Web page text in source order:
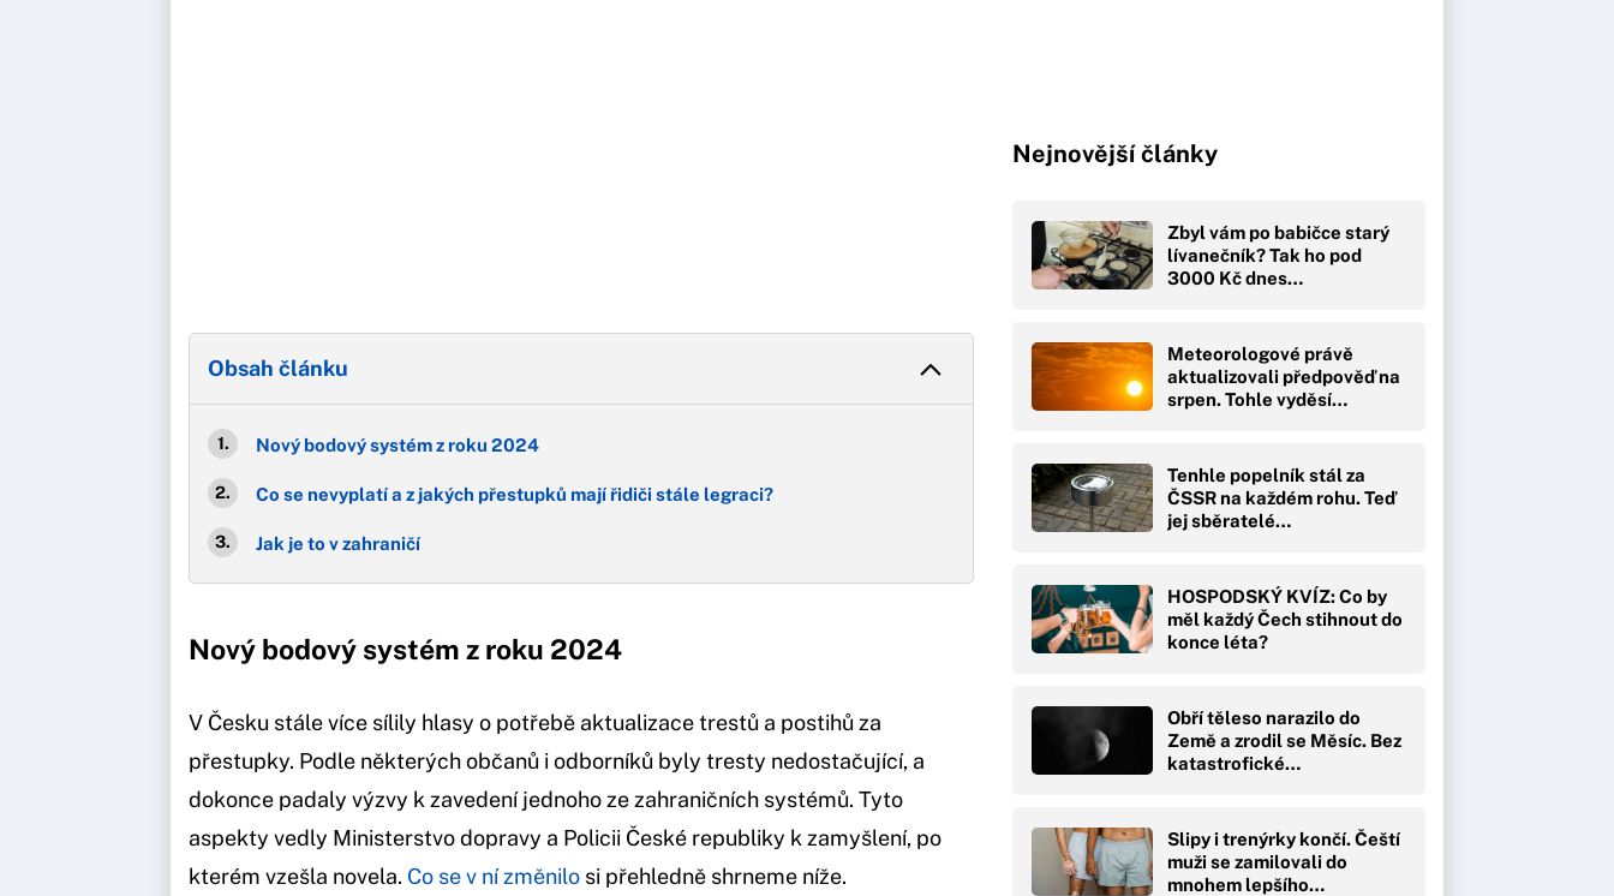
Obsah článku
Nový bodový systém z roku 2024
Co se nevyplatí a z jakých přestupků mají řidiči stále legraci?
Jak je to v zahraničí
Nový bodový systém z roku 2024
V Česku stále více sílily hlasy o potřebě aktualizace trestů a postihů za
přestupky. Podle některých občanů i odborníků byly tresty nedostačující, a
dokonce padaly výzvy k zavedení jednoho ze zahraničních systémů. Tyto
aspekty vedly Ministerstvo dopravy a Policii České republiky k zamyšlení, po
kterém vzešla novela. Co se v ní změnilo si přehledně shrneme níže.
Nejnovější články
Zbyl vám po babičce starý
lívanečník? Tak ho pod
3000 Kč dnes…
Meteorologové právě
aktualizovali předpověď na
srpen. Tohle vyděsí…
Tenhle popelník stál za
ČSSR na každém rohu. Teď
jej sběratelé…
HOSPODSKÝ KVÍZ: Co by
měl každý Čech stihnout do
konce léta?
Obří těleso narazilo do
Země a zrodil se Měsíc. Bez
katastrofické…
Slipy i trenýrky končí. Čeští
muži se zamilovali do
mnohem lepšího…